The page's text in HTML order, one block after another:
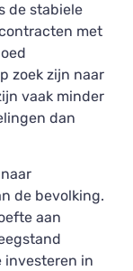
de stabiele
met
zoek zijn naar
vaak minder
dan
de bevolking.
aan
investeren in